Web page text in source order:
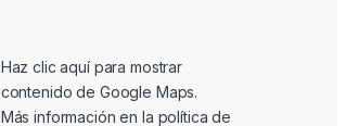
Mostrar contenido de Google Maps
Haz clic aquí para mostrar
contenido de Google Maps.
Más información en la política de